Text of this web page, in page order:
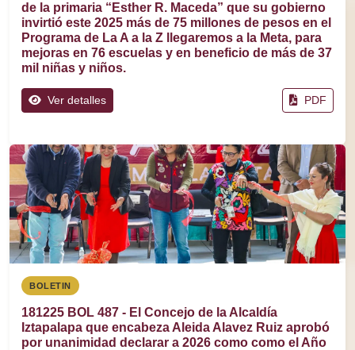
de la primaria “Esther R. Maceda” que su gobierno
invirtió este 2025 más de 75 millones de pesos en el
Programa de La A a la Z llegaremos a la Meta, para
mejoras en 76 escuelas y en beneficio de más de 37
mil niñas y niños.
Ver detalles PDF
BOLETIN
181225 BOL 487 - El Concejo de la Alcaldía
Iztapalapa que encabeza Aleida Alavez Ruiz aprobó
por unanimidad declarar a 2026 como como el Año